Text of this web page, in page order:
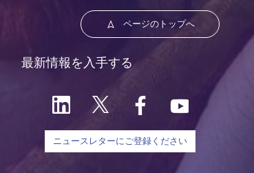
ページのトップへ
最新情報を入手する
ニュースレターにご登録ください